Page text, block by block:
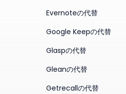
Evernoteの代替
Google Keepの代替
Glaspの代替
Gleanの代替
Getrecallの代替